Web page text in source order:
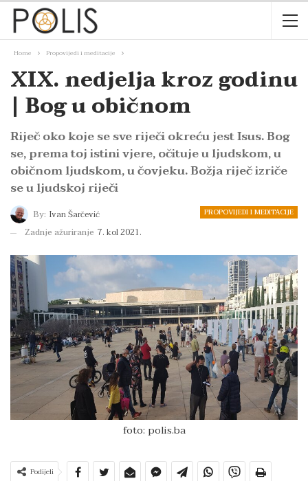
Home Propovijedi i meditacije
XIX. nedjelja kroz godinu
| Bog u običnom
Riječ oko koje se sve riječi okreću jest Isus. Bog
se, prema toj istini vjere, očituje u ljudskom, u
običnom ljudskom, u čovjeku. Božja riječ izriče
se u ljudskoj riječi
PROPOVIJEDI I MEDITACIJE
By: Ivan Šarčević
Zadnje ažuriranje 7. kol 2021.
foto: polis.ba
Podijeli